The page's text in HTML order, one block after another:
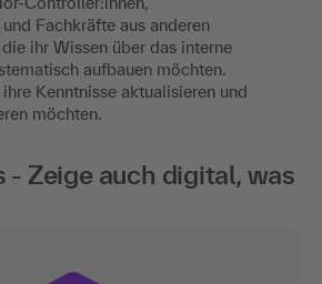
Fachkräfte aus anderen
ihr Wissen über das interne
aufbauen möchten.
Kenntnisse aktualisieren und
möchten.
- Zeige auch digital, was